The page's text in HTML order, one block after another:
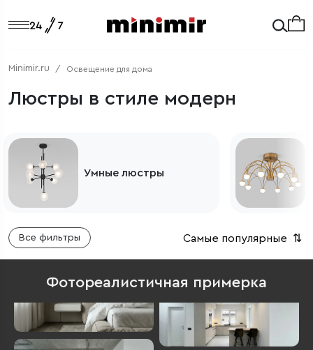
Minimir.ru Освещение для дома
Люстры в стиле модерн
Потолочные люстры
Все фильтры Самые популярные ⇅
Фотореалистичная примерка